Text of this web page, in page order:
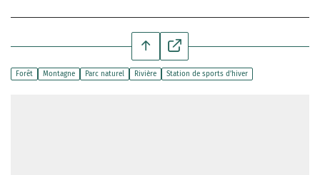
Forêt Montagne Parc naturel Rivière Station de sports d’hiver